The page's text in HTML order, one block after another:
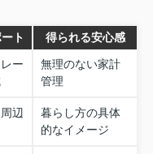
ト 得られる安心感
ー
無理のない家計
管理
辺
暮らし方の具体
的なイメージ